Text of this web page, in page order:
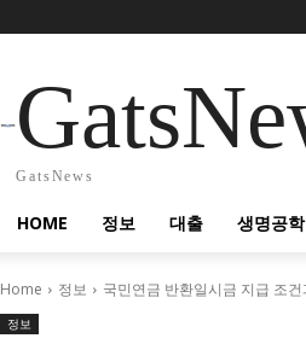
GatsNews
HOME 정보 대출 생명공학
Home 정보 국민연금 반환일시금 지급 조
정보